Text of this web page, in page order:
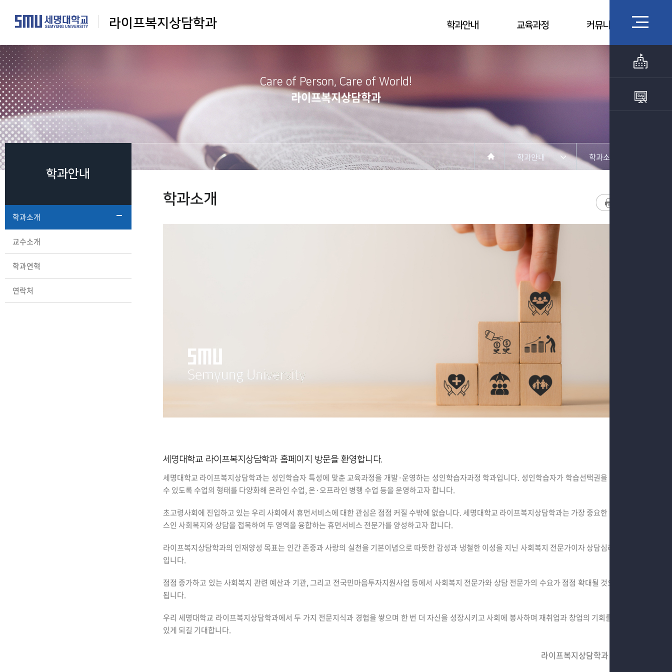
라이프복지상담학과 학과안내 교육과정 커뮤니티
Care of Person, Care of World!
라이프복지상담학과
학과안내
학과소개
교수소개
학과연혁
연락처
학과안내
커뮤니티
홈페이지가이드
학과소개
교수소개
학과연혁
학과소개
세명대학교 라이프복지상담학과 홈페이지 방문을 환영합니다.
세명대학교 라이프복지상담학과는 성인학습자 특성에 맞춘 교육과정을 개발·운영하는 성인학습자과정 학과입니다. 성인학습자가 학습선택권을 최대화할
수 있도록 수업의 형태를 다양화해 온라인 수업, 온·오프라인 병행 수업 등을 운영하고자 합니다.
초고령사회에 진입하고 있는 우리 사회에서 휴먼서비스에 대한 관심은 점점 커질 수밖에 없습니다. 세명대학교 라이프복지상담학과는 가장 중요한 휴먼서비
스인 사회복지와 상담을 접목하여 두 영역을 융합하는 휴먼서비스 전문가를 양성하고자 합니다.
라이프복지상담학과의 인재양성 목표는 인간 존중과 사랑의 실천을 기본이념으로 따뜻한 감성과 냉철한 이성을 지닌 사회복지 전문가이자 상담심리 전문가
입니다.
점점 증가하고 있는 사회복지 관련 예산과 기관, 그리고 전국민마음투자지원사업 등에서 사회복지 전문가와 상담 전문가의 수요가 점점 확대될 것으로 예견
됩니다.
우리 세명대학교 라이프복지상담학과에서 두 가지 전문지식과 경험을 쌓으며 한 번 더 자신을 성장시키고 사회에 봉사하며 재취업과 창업의 기회를 가질 수
있게 되길 기대합니다.
라이프복지상담학과